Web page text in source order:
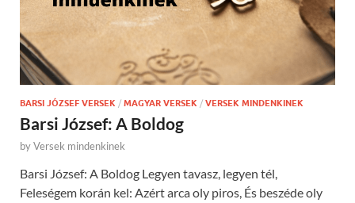
BARSI JÓZSEF VERSEK / MAGYAR VERSEK / VERSEK MINDENKINEK
Barsi József: A Boldog
byVersek mindenkinek
Barsi József: A Boldog Legyen tavasz, legyen tél,
Feleségem korán kel: Azért arca oly piros, És beszéde oly